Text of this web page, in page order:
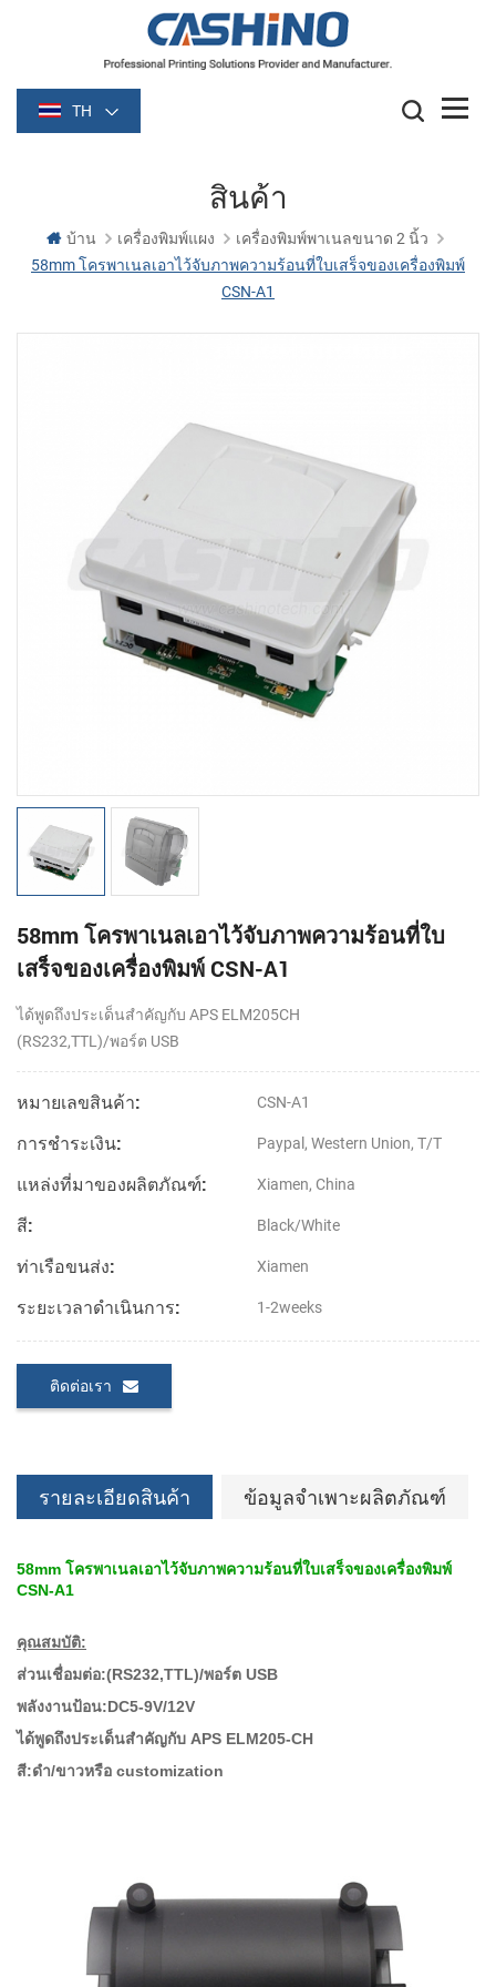
TH
สินค้า
บ้าน เครื่องพิมพ์แผง
เครื่องพิมพ์พาเนลขนาด 2 นิ้ว
58mm โครพาเนลเอาไว้จับภาพความร้อนที่ใบเสร็จของเครื่องพิมพ์
CSN-A1
58mm โครพาเนลเอาไว้จับภาพความร้อนที่ใบ
เสร็จของเครื่องพิมพ์ CSN-A1
ได้พูดถึงประเด็นสำคัญกับ APS ELM205CH
(RS232,TTL)/พอร์ต USB
หมายเลขสินค้า: CSN-A1
การชำระเงิน: Paypal, Western Union, T/T
แหล่งที่มาของผลิตภัณฑ์: Xiamen, China
สี: Black/White
ท่าเรือขนส่ง: Xiamen
ระยะเวลาดำเนินการ: 1-2weeks
ติดต่อเรา
รายละเอียดสินค้า ข้อมูลจำเพาะผลิตภัณฑ์
58mm โครพาเนลเอาไว้จับภาพความร้อนที่ใบเสร็จของเครื่องพิมพ์
CSN-A1
คุณสมบัติ:
ส่วนเชื่อมต่อ:(RS232,TTL)/พอร์ต USB
พลังงานป้อน:DC5-9V/12V
ได้พูดถึงประเด็นสำคัญกับ APS ELM205-CH
สี:ดำ/ขาวหรือ customization